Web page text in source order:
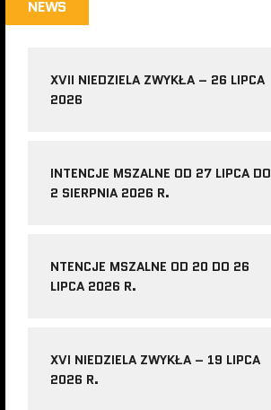
NEWS
XVII NIEDZIELA ZWYKŁA – 26 LIPCA
2026
INTENCJE MSZALNE OD 27 LIPCA DO
2 SIERPNIA 2026 R.
NTENCJE MSZALNE OD 20 DO 26
LIPCA 2026 R.
XVI NIEDZIELA ZWYKŁA – 19 LIPCA
2026 R.